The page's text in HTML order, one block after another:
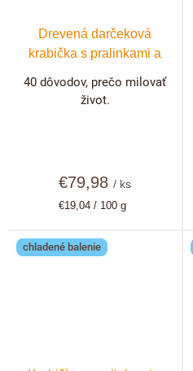
Drevená darčeková
krabička s pralinkami a
možnosť personalizácie
€79,98/ ks
Jednotková
€19,04 / 100 g
40 dôvodov, prečo milovať
život.
chladené balenie